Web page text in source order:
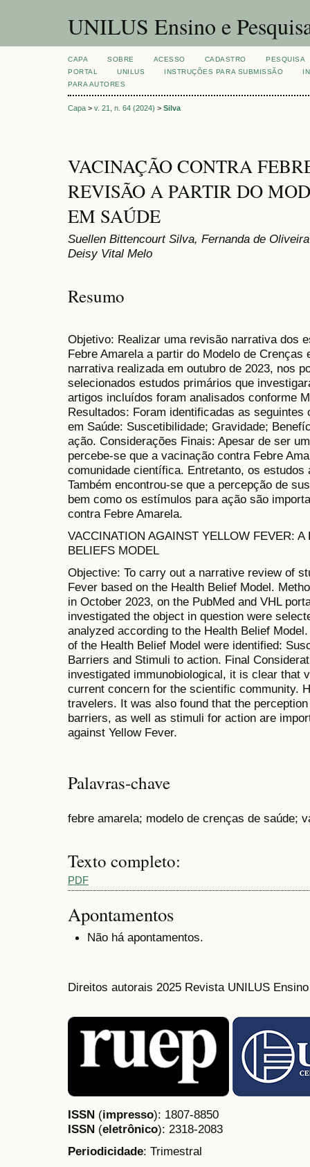
UNILUS Ensino e
CAPA SOBRE ACESSO CADASTRO
PESQUISA
PORTAL
UNILUS INSTRUÇÕES PARA SUBMISSÃO
PARA AUTORES
Capa > v. 21, n. 64 (2024) > Silva
VACINAÇÃO CONTRA
REVISÃO A PARTIR DO
EM SAÚDE
Suellen Bittencourt Silva, Fernanda de
Deisy Vital Melo
Resumo
Objetivo: Realizar uma revisão narrativa dos
Febre Amarela a partir do Modelo de Crenças
narrativa realizada em outubro de 2023, nos
selecionados estudos primários que
artigos incluídos foram analisados conforme
Resultados: Foram identificadas as
em Saúde: Suscetibilidade; Gravidade;
ação. Considerações Finais: Apesar de ser
percebe-se que a vacinação contra Febre
comunidade científica. Entretanto, os
Também encontrou-se que a percepção de
bem como os estímulos para ação são
contra Febre Amarela.
VACCINATION AGAINST YELLOW FEVER:
BELIEFS MODEL
Objective: To carry out a narrative review of
Fever based on the Health Belief Model.
in October 2023, on the PubMed and VHL
investigated the object in question were
analyzed according to the Health Belief
of the Health Belief Model were identified:
Barriers and Stimuli to action. Final
investigated immunobiological, it is clear that
current concern for the scientific community.
travelers. It was also found that the
barriers, as well as stimuli for action are
against Yellow Fever.
Palavras-chave
febre amarela; modelo de crenças de saúde;
Texto completo:
PDF
Apontamentos
Não há apontamentos.
Direitos autorais 2025 Revista UNILUS
ISSN (impresso): 1807-8850
ISSN (eletrônico): 2318-2083
Periodicidade: Trimestral